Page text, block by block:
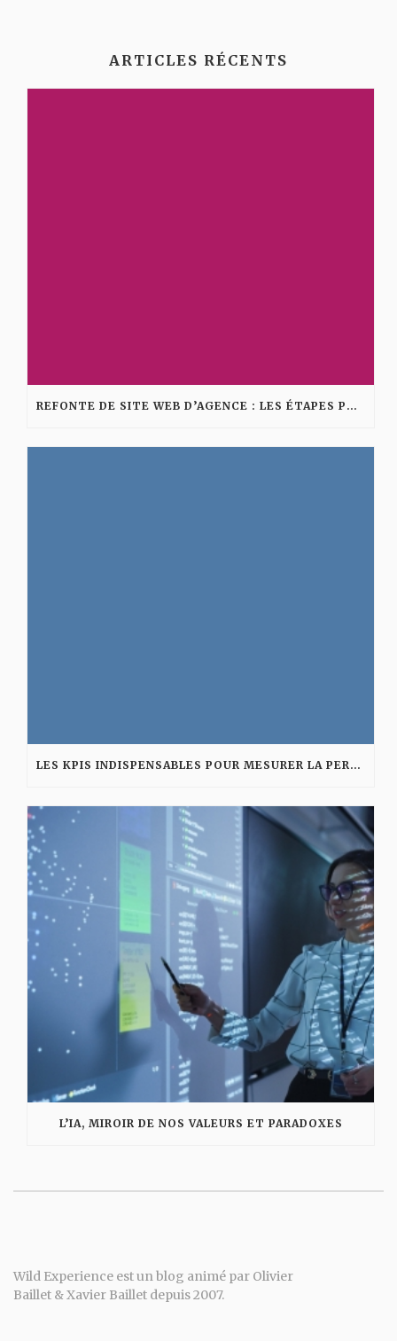
ARTICLES RÉCENTS
REFONTE DE SITE WEB D’AGENCE : LES ÉTAPES POUR AMÉLIORER VISIBILITÉ ET CONVERSION
LES KPIS INDISPENSABLES POUR MESURER LA PERFORMANCE D’UNE AGENCE DIGITALE
L’IA, MIROIR DE NOS VALEURS ET PARADOXES
Wild Experience est un blog animé par Olivier
Baillet &Xavier Baillet depuis 2007.